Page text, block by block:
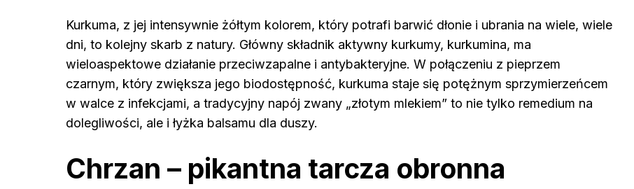
Kurkuma, z jej intensywnie żółtym kolorem, który potrafi barwić dłonie i ubrania na wiele, wiele
dni, to kolejny skarb z natury. Główny składnik aktywny kurkumy, kurkumina, ma
wieloaspektowe działanie przeciwzapalne i antybakteryjne. W połączeniu z pieprzem
czarnym, który zwiększa jego biodostępność, kurkuma staje się potężnym sprzymierzeńcem
w walce z infekcjami, a tradycyjny napój zwany „złotym mlekiem” to nie tylko remedium na
dolegliwości, ale i łyżka balsamu dla duszy.
Chrzan – pikantna tarcza obronna